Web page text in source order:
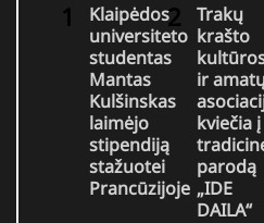
Klaipėdos
universiteto
studentas
Mantas
Kulšinskas
laimėjo
stipendiją
stažuotei
Prancūzijoje
Trakų
krašto
ir
kviečia į
parodą
„IDE
DAILA“